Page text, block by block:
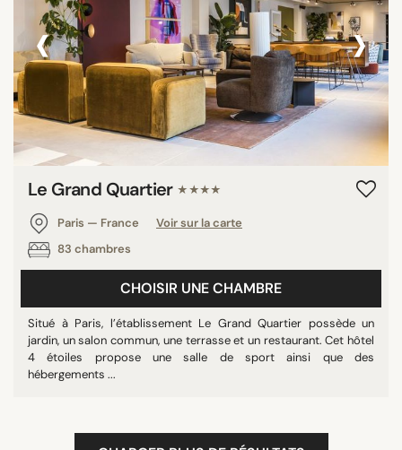
‹ ›
Le Grand Quartier ★★★★
Paris — France
Voir sur la carte
83 chambres
CHOISIR UNE CHAMBRE
Situé à Paris, l’établissement Le Grand Quartier possède un
jardin, un salon commun, une terrasse et un restaurant. Cet hôtel
4 étoiles propose une salle de sport ainsi que des
hébergements ...